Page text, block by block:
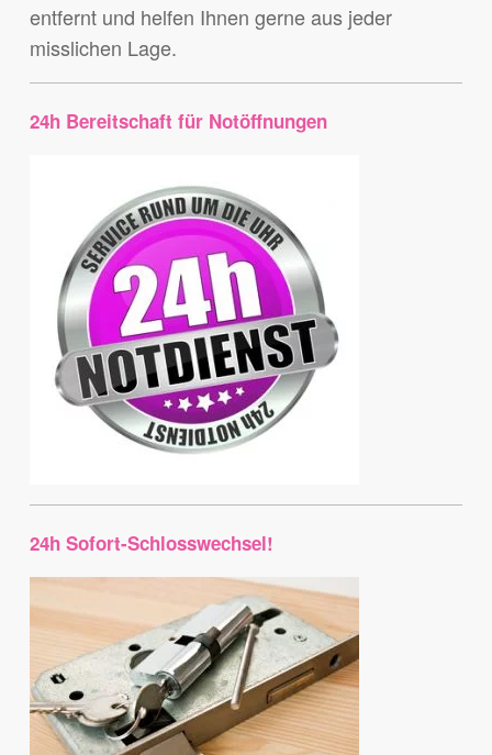
entfernt und helfen Ihnen gerne aus jeder
misslichen Lage.
24h Bereitschaft für Notöffnungen
24h Sofort-Schlosswechsel!